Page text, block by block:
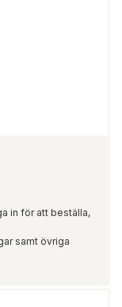
in för att beställa,
samt övriga